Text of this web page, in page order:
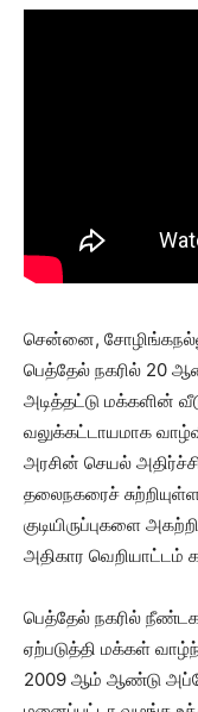
சென்னை,
பெத்தேல் நகரில் 20
அடித்தட்டு மக்களின்
வலுக்கட்டாயமாக
அரசின் செயல்
தலைநகரைச்
குடியிருப்புகளை
அதிகார வெறியாட்டம்
பெத்தேல் நகரில்
ஏற்படுத்தி மக்கள்
2009 ஆம் ஆண்டு